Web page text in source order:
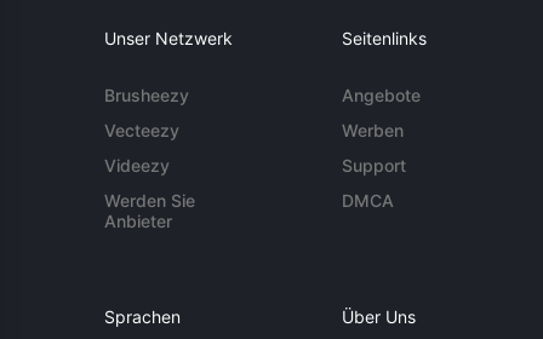
Unser Netzwerk
Brusheezy
Vecteezy
Videezy
Werden Sie
Anbieter
Seitenlinks
Angebote
Werben
Support
DMCA
Sprachen Über Uns